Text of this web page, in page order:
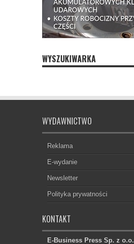
WYSZUKIWARKA
WYDAWNICTWO
Reklama
E-wydanie
Newsletter
Polityka prywatności
KONTAKT
E-Business Press Sp. z o.o.